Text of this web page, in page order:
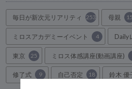
毎日が新次元リアリティ 253 母親 15
ミロスアカデミーイベント 4 Daily
東京 25 ミロス体感講座(動画講座)
修了式 9 自己否定 18 鈴木 優